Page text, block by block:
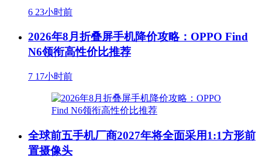
6 23小时前
2026年8月折叠屏手机降价攻略：OPPO Find
N6领衔高性价比推荐
7 17小时前
全球前五手机厂商2027年将全面采用1:1方形前
置摄像头